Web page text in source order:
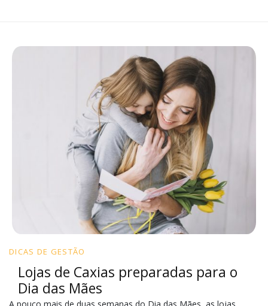
DICAS DE GESTÃO
Lojas de Caxias preparadas para o
Dia das Mães
A pouco mais de duas semanas do Dia das Mães, as lojas